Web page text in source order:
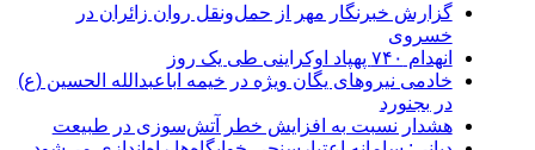
گزارش خبرنگار مهر از حمل‌ونقل روان زائران در
خسروی
انهدام ۷۴۰ پهپاد اوکراینی طی یک روز
خادمی نیروهای یگان ویژه در خیمه اباعبدالله الحسین (ع)
در بجنورد
هشدار نسبت به افزایش خطر آتش‌سوزی در طبیعت